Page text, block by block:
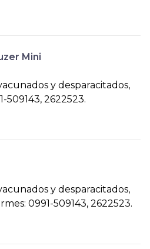
Mini
y desparacitados,
509143, 2622523.
y desparacitados,
0991-509143, 2622523.